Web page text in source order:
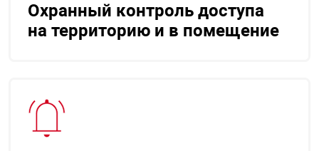
Охранный контроль доступа
на территорию и в помещение